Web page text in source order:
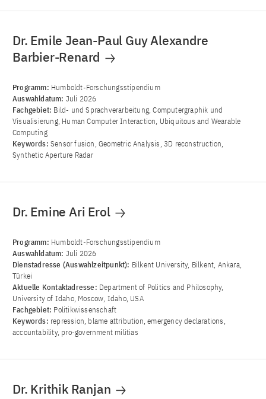
Dr. Emile Jean-Paul Guy Alexandre
Barbier-Renard
Programm: Humboldt-Forschungsstipendium
Auswahldatum: Juli 2026
Fachgebiet: Bild- und Sprachverarbeitung, Computergraphik und
Visualisierung, Human Computer Interaction, Ubiquitous and Wearable
Computing
Keywords: Sensor fusion, Geometric Analysis, 3D reconstruction,
Synthetic Aperture Radar
Dr. Emine Ari Erol
Programm: Humboldt-Forschungsstipendium
Auswahldatum: Juli 2026
Dienstadresse (Auswahlzeitpunkt): Bilkent University, Bilkent, Ankara,
Türkei
Aktuelle Kontaktadresse: Department of Politics and Philosophy,
University of Idaho, Moscow, Idaho, USA
Fachgebiet: Politikwissenschaft
Keywords: repression, blame attribution, emergency declarations,
accountability, pro-government militias
Dr. Krithik Ranjan